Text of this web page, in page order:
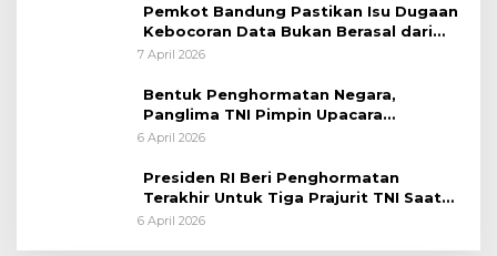
Pemkot Bandung Pastikan Isu Dugaan
Kebocoran Data Bukan Berasal dari
Server Disdukcapil
7 April 2026
Bentuk Penghormatan Negara,
Panglima TNI Pimpin Upacara
Pemakaman Militer
6 April 2026
Presiden RI Beri Penghormatan
Terakhir Untuk Tiga Prajurit TNI Saat
Persemayaman di Bandara Soekarno-
6 April 2026